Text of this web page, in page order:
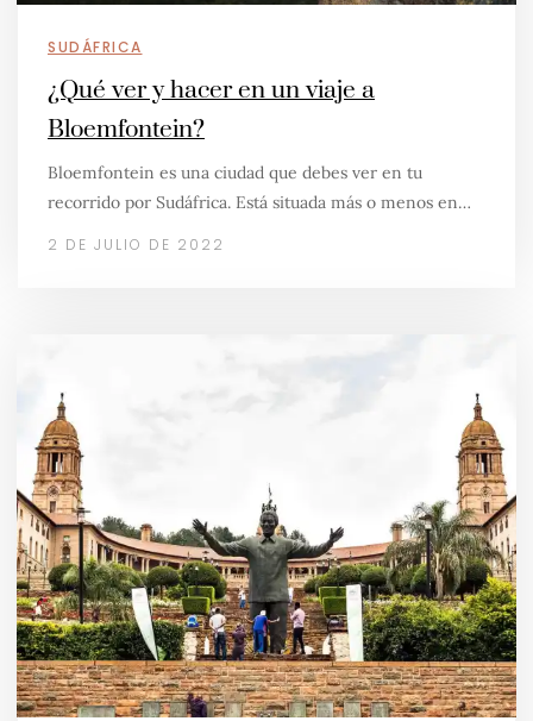
SUDÁFRICA
¿Qué ver y hacer en un viaje a
Bloemfontein?
Bloemfontein es una ciudad que debes ver en tu
recorrido por Sudáfrica. Está situada más o menos en…
2 DE JULIO DE 2022